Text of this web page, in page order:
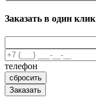
Заказать в один клик
телефон